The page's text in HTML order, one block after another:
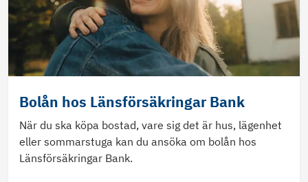
Bolån hos Länsförsäkringar Bank
När du ska köpa bostad, vare sig det är hus, lägenhet
eller sommarstuga kan du ansöka om bolån hos
Länsförsäkringar Bank.